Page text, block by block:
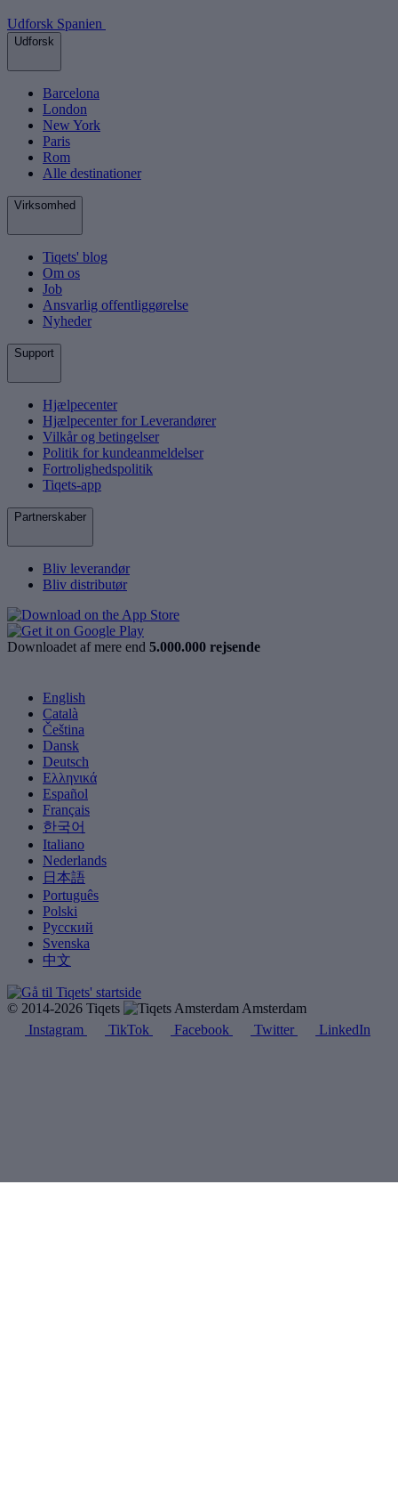
Udforsk Spanien
Udforsk
Barcelona
London
New York
Paris
Rom
Alle destinationer
Virksomhed
Tiqets' blog
Om os
Job
Ansvarlig offentliggørelse
Nyheder
Support
Hjælpecenter
Hjælpecenter for Leverandører
Vilkår og betingelser
Politik for kundeanmeldelser
Fortrolighedspolitik
Tiqets-app
Partnerskaber
Bliv leverandør
Bliv distributør
Downloadet af mere end 5.000.000 rejsende
English
Català
Čeština
Dansk
Deutsch
Ελληνικά
Español
Français
한국어
Italiano
Nederlands
日本語
Português
Polski
Русский
Svenska
中文
© 2014-2026 Tiqets
Amsterdam
Instagram
TikTok Facebook Twitter LinkedIn